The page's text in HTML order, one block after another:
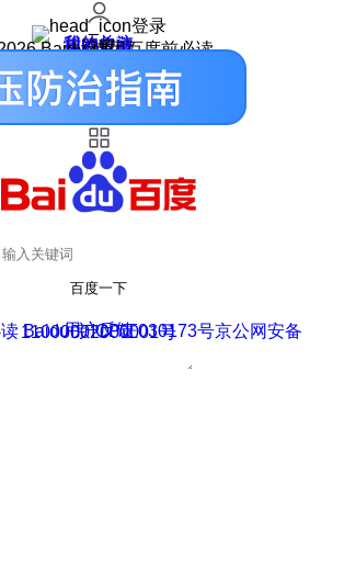
登录
我的关注
我的收藏
皮肤中心
用户反馈
设置
Baidu 使用百度前必读
百度一下
用户反馈
Baidu 京ICP证030173号
京公网安备11000002000001号